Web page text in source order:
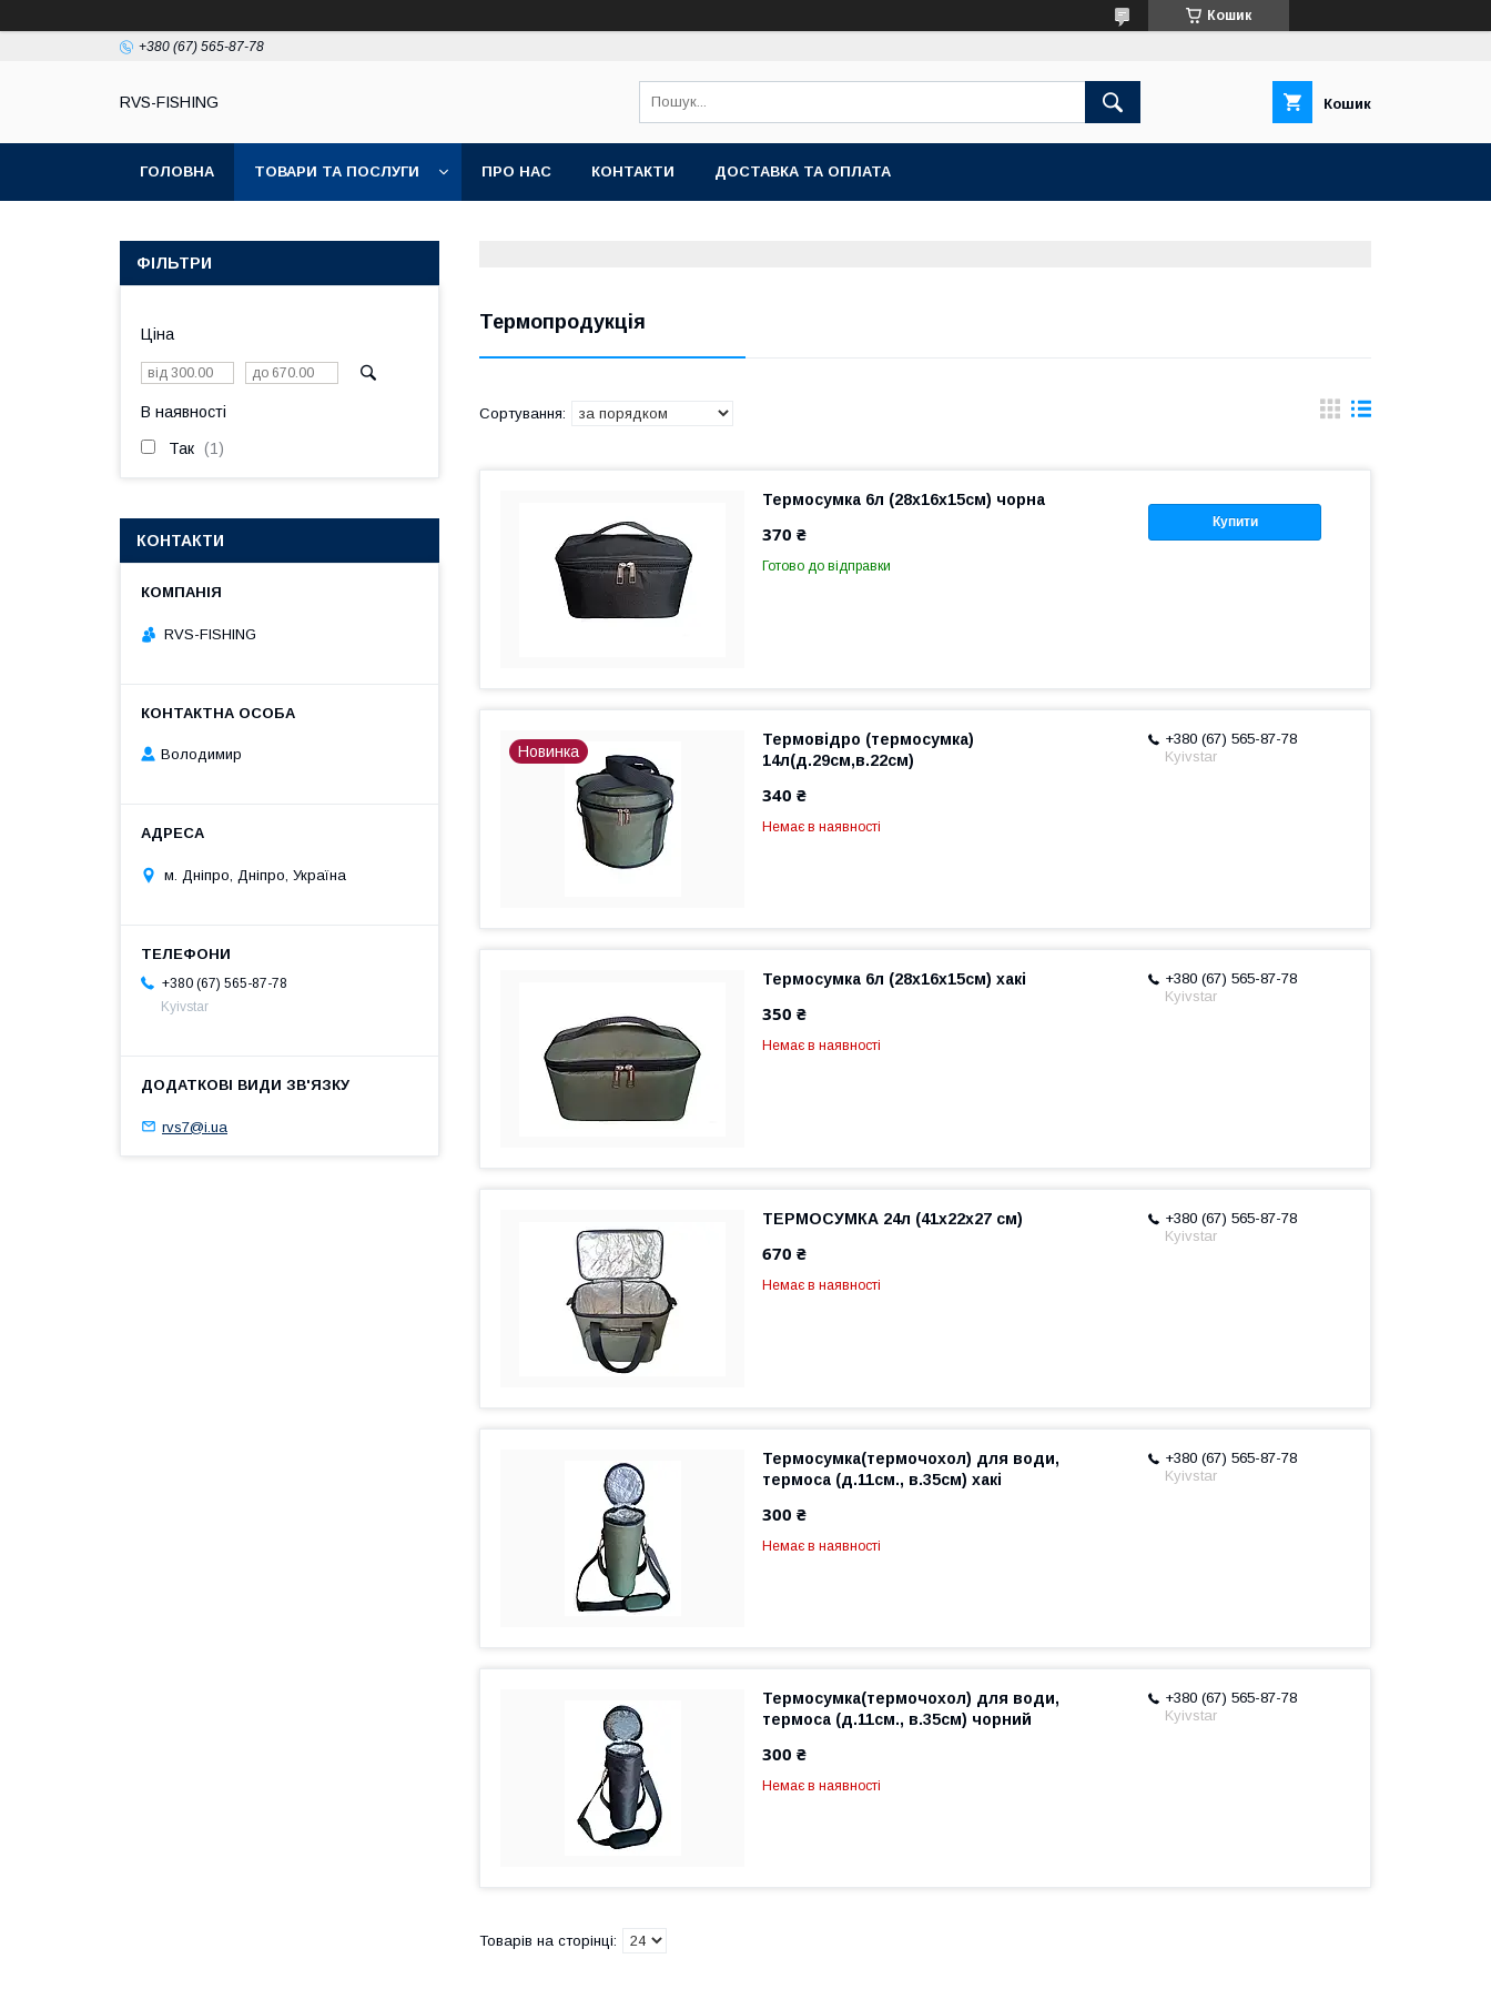
Кошик
+380 (67) 565-87-78
RVS-FISHING Кошик
ГОЛОВНА ТОВАРИ ТА ПОСЛУГИ ПРО НАС КОНТАКТИ ДОСТАВКА ТА ОПЛАТА
Термопродукція
Купити
Термосумка 6л (28х16х15см) чорна
370 ₴
Готово до відправки
Новинка
+380 (67) 565-87-78
Kyivstar
Термовідро (термосумка)
14л(д.29см,в.22см)
340 ₴
Немає в наявності
+380 (67) 565-87-78
Kyivstar
Термосумка 6л (28х16х15см) хакі
350 ₴
Немає в наявності
+380 (67) 565-87-78
Kyivstar
ТЕРМОСУМКА 24л (41х22х27 см)
670 ₴
Немає в наявності
+380 (67) 565-87-78
Kyivstar
Термосумка(термочохол) для води,
термоса (д.11см., в.35см) хакі
300 ₴
Немає в наявності
+380 (67) 565-87-78
Kyivstar
Термосумка(термочохол) для води,
термоса (д.11см., в.35см) чорний
300 ₴
Немає в наявності
ФІЛЬТРИ
Ціна
В наявності
Так 1
КОНТАКТИ
RVS-FISHING
Володимир
м. Дніпро, Дніпро, Україна
+380 (67) 565-87-78
Kyivstar
rvs7@i.ua